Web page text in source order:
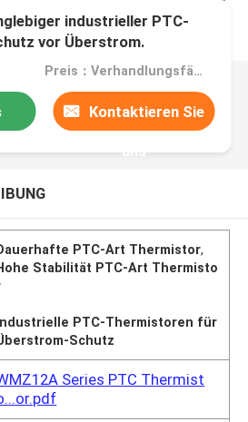
industrieller PTC-
vor Überstrom.
Preis：Verhandlungsfähig
Kontaktieren Sie
uns
PTC-Art Thermistor,
Stabilität PTC-Art Thermisto
PTC-Thermistoren für
Schutz
Series PTC Thermist